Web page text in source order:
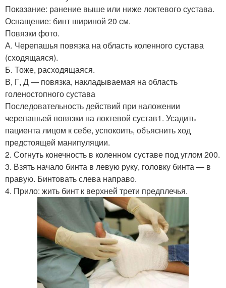
Показание: ранение выше или ниже локтевого сустава.
Оснащение: бинт шириной 20 см.
Повязки фото.
А. Черепашья повязка на область коленного сустава
(сходящаяся).
Б. Тоже, расходящаяся.
В, Г, Д — повязка, накладываемая на область
голеностопного сустава
Последовательность действий при наложении
черепашьей повязки на локтевой сустав1. Усадить
пациента лицом к себе, успокоить, объяснить ход
предстоящей манипуляции.
2. Согнуть конечность в коленном суставе под углом 200.
3. Взять начало бинта в левую руку, головку бинта — в
правую. Бинтовать слева направо.
4. Прило: жить бинт к верхней трети предплечья.